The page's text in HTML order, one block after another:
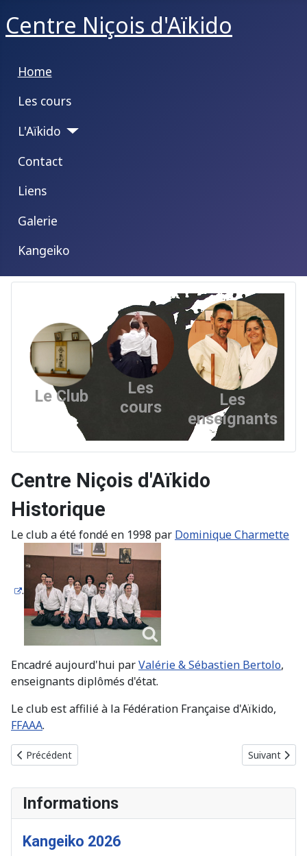
Centre Niçois d'Aïkido
Home
Les cours
L'Aïkido
Contact
Liens
Galerie
Kangeiko
Le Club
Les
cours
Les
enseignants
Centre Niçois d'Aïkido
Historique
Le club a été fondé en 1998 par Dominique Charmette
.
Encadré aujourd'hui parValérie & Sébastien Bertolo,
enseignants diplômés d'état.
Le club est affilié à la Fédération Française d'Aïkido,
FFAAA.
Article précédent : Kenjutsu Kashima Shin Ryu
Précédent Article
Suivant
Informations
Kangeiko 2026